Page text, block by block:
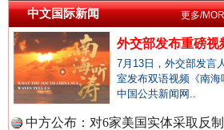
中国法
中国检
中文国际新闻
外交部发布重磅视
7月13日，外交部发言
室发布双语视频《南海
中国公共新闻网..
中方公布：对6家美国实体采取反
更多/